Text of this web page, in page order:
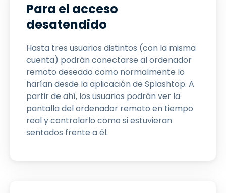
Para el acceso
desatendido
Hasta tres usuarios distintos (con la misma
cuenta) podrán conectarse al ordenador
remoto deseado como normalmente lo
harían desde la aplicación de Splashtop. A
partir de ahí, los usuarios podrán ver la
pantalla del ordenador remoto en tiempo
real y controlarlo como si estuvieran
sentados frente a él.